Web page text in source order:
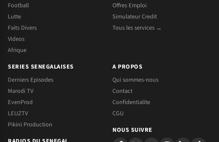
Football
Lutte
Faits Divers
Videos
Afrique
Offres Emploi
Simulateur Credit
Tous les services →
SERIES SENEGALAISES
Derniers Episodes
Marodi TV
EvenProd
LEUZTV
Pikini Production
A PROPOS
Qui sommes-nous
Contact
Confidentialite
CGU
NOUS SUIVRE